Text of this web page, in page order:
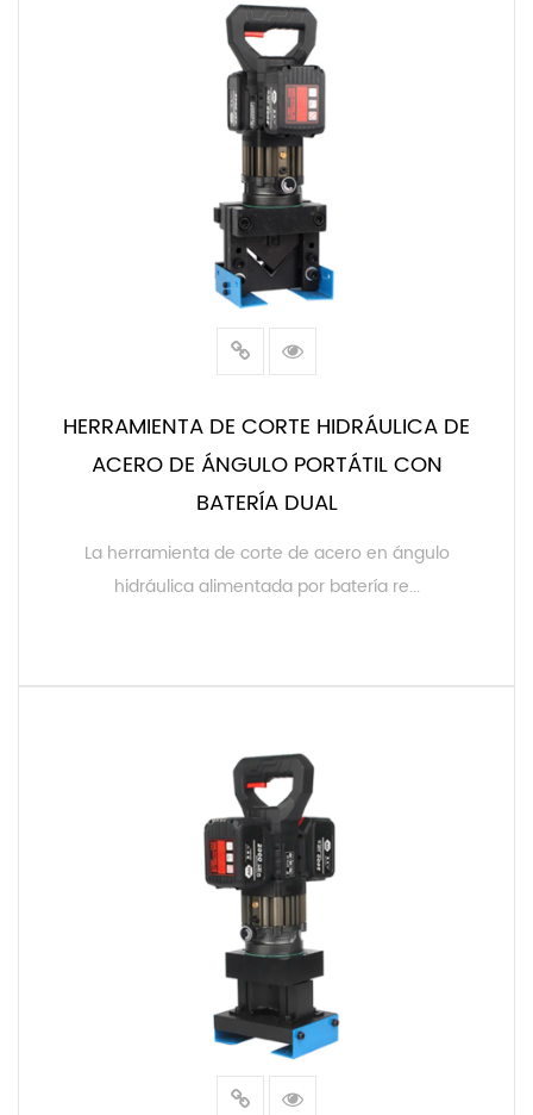
HERRAMIENTA DE CORTE HIDRÁULICA DE
ACERO DE ÁNGULO PORTÁTIL CON
BATERÍA DUAL
La herramienta de corte de acero en ángulo
hidráulica alimentada por batería re...